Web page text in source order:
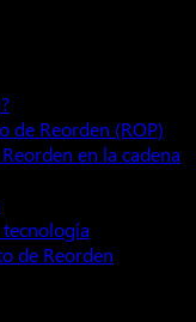
de Reorden (ROP)
en la cadena
de Reorden